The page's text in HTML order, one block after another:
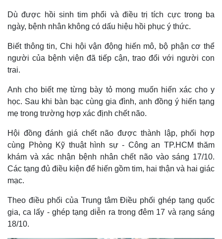
Dù được hồi sinh tim phổi và điều trị tích cực trong ba
ngày, bệnh nhân không có dấu hiệu hồi phục ý thức.
Biết thông tin, Chi hội vận động hiến mô, bộ phận cơ thể
người của bệnh viện đã tiếp cận, trao đổi với người con
trai.
Anh cho biết mẹ từng bày tỏ mong muốn hiến xác cho y
học. Sau khi bàn bạc cùng gia đình, anh đồng ý hiến tạng
mẹ trong trường hợp xác định chết não.
Hội đồng đánh giá chết não được thành lập, phối hợp
cùng Phòng Kỹ thuật hình sự - Công an TP.HCM thăm
khám và xác nhận bệnh nhân chết não vào sáng 17/10.
Các tạng đủ điều kiện để hiến gồm tim, hai thận và hai giác
mạc.
Theo điều phối của Trung tâm Điều phối ghép tạng quốc
gia, ca lấy - ghép tạng diễn ra trong đêm 17 và rạng sáng
18/10.